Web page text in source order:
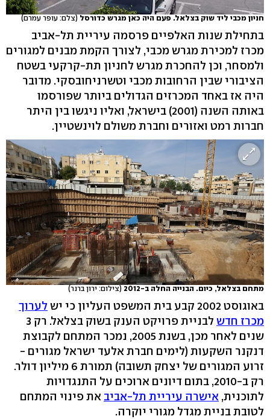
חניון מכבי ליד שוק בצלאל. פעם היה כאן מגרש כדורסל (צלם: עופר עמרם)
בתחילת שנות האלפיים פרסמה עיריית תל-אביב
מכרז למכירת מגרש מכבי, לצורך הקמת מבנים למגורים
ולמסחר, וכן להחכרת מגרש לחניון תת-קרקעי בשטח
הציבורי שבין הרחובות מכבי וטשרניחובסקי. מדובר
היה אז באחד המכרזים הגדולים ביותר שפורסמו
באותה השנה (2001) בישראל, ואליו ניגשו בין היתר
חברות רמט ואזורים וחברת משולם לוינשטיין.
מתחם בצלאל, כיום. הבנייה החלה ב-2012 (צילום: ירון ברנר)
באוגוסט 2002 קבע בית המשפט העליון כי יש
לערוך
מכרז חדש
לבניית פרויקט הענק בשוק בצלאל. רק 3
שנים לאחר מכן, בשנת 2005, נמכר המתחם לקבוצת
דנקנר השקעות (לימים חברת אלעד ישראל מגורים -
זרוע המגורים של יצחק תשובה) תמורת 6 מיליון דולר.
רק ב-2010, בתום דיונים ארוכים על התנגדויות
לתוכנית, אישרה עיריית תל-אביב את פינוי המתחם
לטובת בניית מגדל מגורי יוקרה.